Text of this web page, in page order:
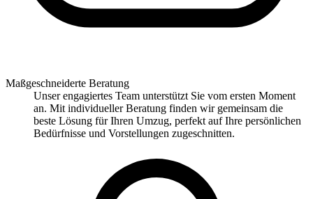
Maßgeschneiderte Beratung
Unser engagiertes Team unterstützt Sie vom ersten Moment
an. Mit individueller Beratung finden wir gemeinsam die
beste Lösung für Ihren Umzug, perfekt auf Ihre persönlichen
Bedürfnisse und Vorstellungen zugeschnitten.